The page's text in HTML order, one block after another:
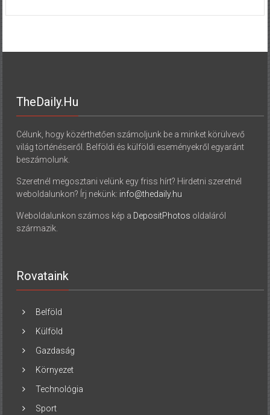
TheDaily.hu
Célunk, hogy közérthetően számoljunk be a minket körülvevő
világ történéseiről. Belföldi és külföldi eseményekről egyaránt
beszámolunk.
Szeretnél megosztani velünk egy friss hírt? Hirdetni szeretnél
weboldalunkon? Írj nekünk: info@thedaily.hu
Weboldalunkon számos kép a DepositPhotos oldaláról
származik.
Rovataink
Belföld
Külföld
Gazdaság
Környezet
Technológia
Sport